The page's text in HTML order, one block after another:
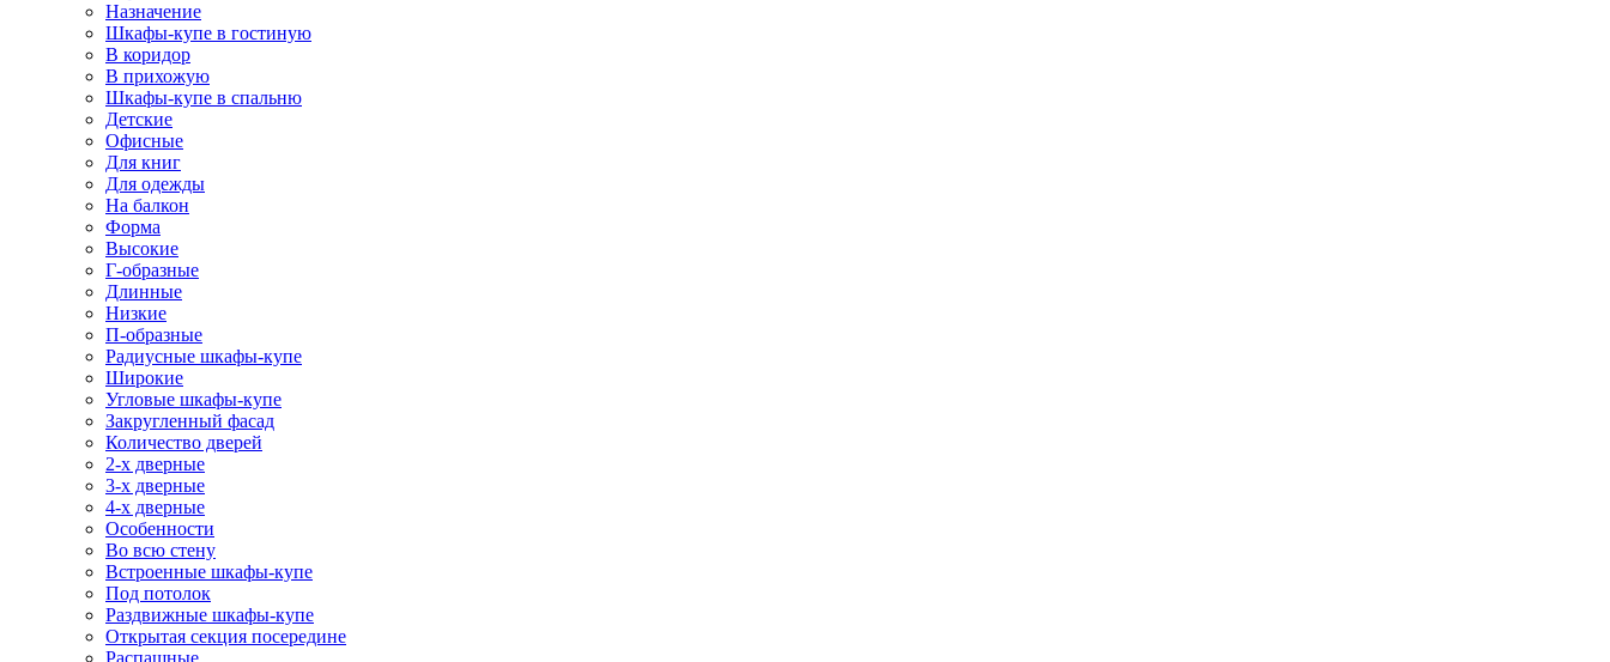
Назначение
Шкафы-купе в гостиную
В коридор
В прихожую
Шкафы-купе в спальню
Детские
Офисные
Для книг
Для одежды
На балкон
Форма
Высокие
Г-образные
Длинные
Низкие
П-образные
Радиусные шкафы-купе
Широкие
Угловые шкафы-купе
Закругленный фасад
Количество дверей
2-х дверные
3-х дверные
4-х дверные
Особенности
Во всю стену
Встроенные шкафы-купе
Под потолок
Раздвижные шкафы-купе
Открытая секция посередине
Распашные